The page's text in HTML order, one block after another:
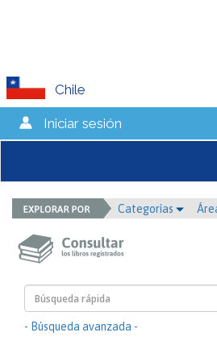
Chile
Iniciar sesión
Categorías
- Búsqueda avanzada -